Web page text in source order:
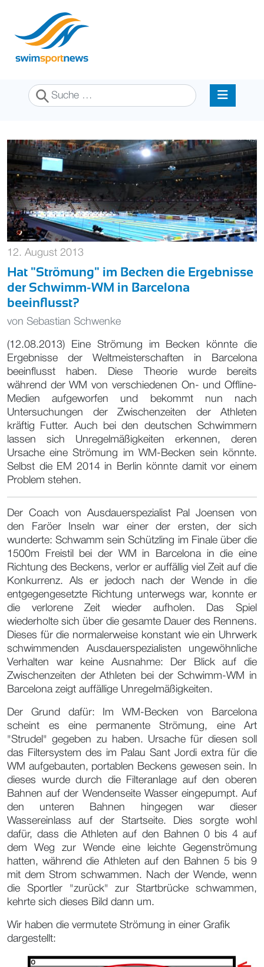
Suchen
12. August 2013
Hat "Strömung" im Becken die Ergebnisse
der Schwimm-WM in Barcelona
beeinflusst?
von Sebastian Schwenke
(12.08.2013) Eine Strömung im Becken könnte die
Ergebnisse der Weltmeisterschaften in Barcelona
beeinflusst haben. Diese Theorie wurde bereits
während der WM von verschiedenen On- und Offline-
Medien aufgeworfen und bekommt nun nach
Untersuchungen der Zwischenzeiten der Athleten
kräftig Futter. Auch bei den deutschen Schwimmern
lassen sich Unregelmäßigkeiten erkennen, deren
Ursache eine Strömung im WM-Becken sein könnte.
Selbst die EM 2014 in Berlin könnte damit vor einem
Problem stehen.
Der Coach von Ausdauerspezialist Pal Joensen von
den Faröer Inseln war einer der ersten, der sich
wunderte: Schwamm sein Schützling im Finale über die
1500m Freistil bei der WM in Barcelona in die eine
Richtung des Beckens, verlor er auffällig viel Zeit auf die
Konkurrenz. Als er jedoch nach der Wende in die
entgegengesetzte Richtung unterwegs war, konnte er
die verlorene Zeit wieder aufholen. Das Spiel
wiederholte sich über die gesamte Dauer des Rennens.
Dieses für die normalerweise konstant wie ein Uhrwerk
schwimmenden Ausdauerspezialisten ungewöhnliche
Verhalten war keine Ausnahme: Der Blick auf die
Zwischenzeiten der Athleten bei der Schwimm-WM in
Barcelona zeigt auffällige Unregelmäßigkeiten.
Der Grund dafür: Im WM-Becken von Barcelona
scheint es eine permanente Strömung, eine Art
"Strudel" gegeben zu haben. Ursache für diesen soll
das Filtersystem des im Palau Sant Jordi extra für die
WM aufgebauten, portablen Beckens gewesen sein. In
dieses wurde durch die Filteranlage auf den oberen
Bahnen auf der Wendenseite Wasser eingepumpt. Auf
den unteren Bahnen hingegen war dieser
Wassereinlass auf der Startseite. Dies sorgte wohl
dafür, dass die Athleten auf den Bahnen 0 bis 4 auf
dem Weg zur Wende eine leichte Gegenströmung
hatten, während die Athleten auf den Bahnen 5 bis 9
mit dem Strom schwammen. Nach der Wende, wenn
die Sportler "zurück" zur Startbrücke schwammen,
kehrte sich dieses Bild dann um.
Wir haben die vermutete Strömung in einer Grafik
dargestellt: